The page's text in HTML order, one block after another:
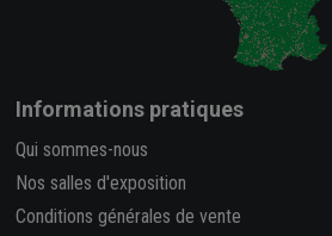
Informations pratiques
Qui sommes-nous
Nos salles d'exposition
Conditions générales de vente